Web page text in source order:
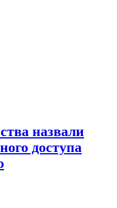
назвали
доступа